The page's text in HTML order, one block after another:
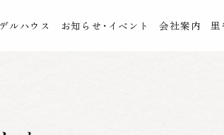
ルハウス お知らせ・イベント 会社案内 里